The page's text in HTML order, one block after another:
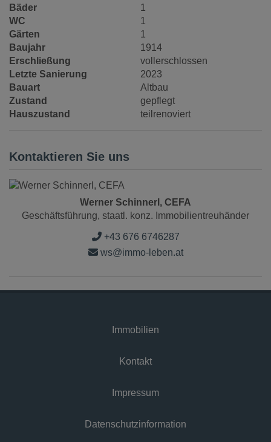
Bäder
1
WC
1
Gärten
1
Baujahr
1914
Erschließung
vollerschlossen
Letzte Sanierung
2023
Bauart
Altbau
Zustand
gepflegt
Hauszustand
teilrenoviert
Kontaktieren Sie uns
Werner Schinnerl, CEFA
Geschäftsführung, staatl. konz. Immobilientreuhänder
+43 676 6746287
ws@immo-leben.at
Immobilien
Kontakt
Impressum
Datenschutzinformation